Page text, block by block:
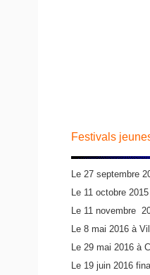
Festivals
Le 27 septembre
Le 11 octobre
Le 11 novembre
Le 8 mai 2016 à
Le 29 mai 2016 à
Le 19 juin 2016